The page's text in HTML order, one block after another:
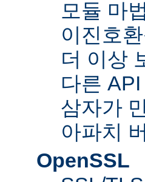
모듈 마
이진호
더 이상
다른
삼자가
아파치
OpenSSL